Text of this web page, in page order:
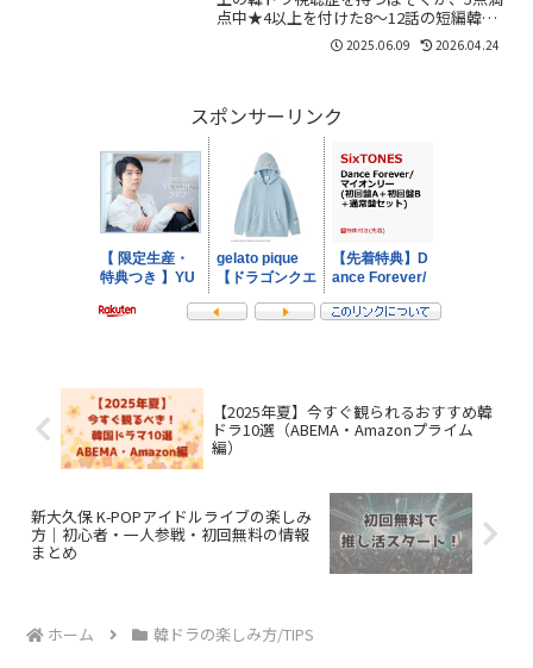
点中★4以上を付けた8〜12話の短編韓国
ドラマ7作品を厳選紹介。Netflix・U-
NEXTで一気見できる名作が必ず見つかり
2025.06.09 2026.04.24
スポンサーリンク
【2025年夏】今すぐ観られるおすすめ韓
ドラ10選（ABEMA・Amazonプライム
編）
新大久保 K-POPアイドルライブの楽しみ
方｜初心者・一人参戦・初回無料の情報
まとめ
ホーム 韓ドラの楽しみ方/TIPS